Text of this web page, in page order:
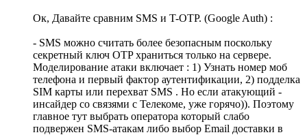
Ок, Давайте сравним SMS и T-OTP. (Google Auth) :
- SMS можно считать более безопасным поскольку
секретный ключ OTP храниться только на сервере.
Моделирование атаки включает : 1) Узнать номер моб
телефона и первый фактор аутентификации, 2) подделка
SIM карты или перехват SMS . Но если атакующий -
инсайдер со связями с Телекоме, уже горячо)). Поэтому
главное тут выбрать оператора который слабо
подвержен SMS-атакам либо выбор Email доставки в